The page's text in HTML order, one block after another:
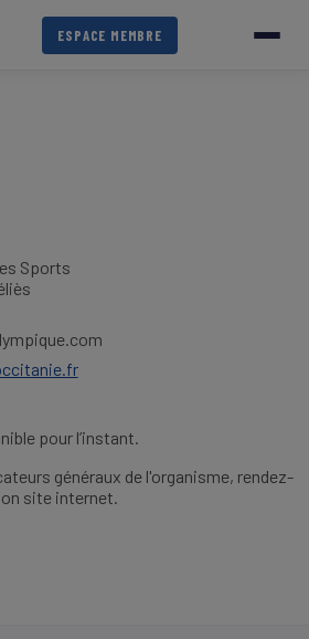
ESPACE MEMBRE
Sports
pour l’instant.
généraux de l'organisme, rendez-
site internet.